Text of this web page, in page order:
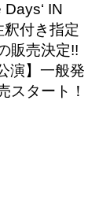
IN
付き指定
販売決定!!
演】一般発
スタート！